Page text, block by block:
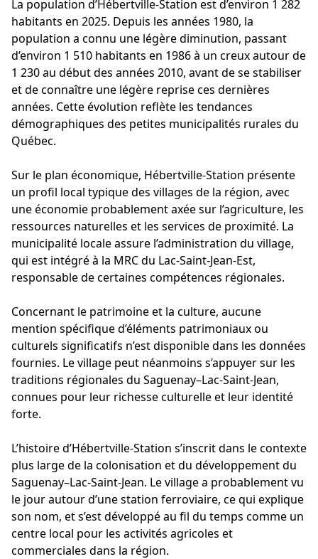
La population d’Hébertville-Station est d’environ 1 282
habitants en 2025. Depuis les années 1980, la
population a connu une légère diminution, passant
d’environ 1 510 habitants en 1986 à un creux autour de
1 230 au début des années 2010, avant de se stabiliser
et de connaître une légère reprise ces dernières
années. Cette évolution reflète les tendances
démographiques des petites municipalités rurales du
Québec.
Sur le plan économique, Hébertville-Station présente
un profil local typique des villages de la région, avec
une économie probablement axée sur l’agriculture, les
ressources naturelles et les services de proximité. La
municipalité locale assure l’administration du village,
qui est intégré à la MRC du Lac-Saint-Jean-Est,
responsable de certaines compétences régionales.
Concernant le patrimoine et la culture, aucune
mention spécifique d’éléments patrimoniaux ou
culturels significatifs n’est disponible dans les données
fournies. Le village peut néanmoins s’appuyer sur les
traditions régionales du Saguenay–Lac-Saint-Jean,
connues pour leur richesse culturelle et leur identité
forte.
L’histoire d’Hébertville-Station s’inscrit dans le contexte
plus large de la colonisation et du développement du
Saguenay–Lac-Saint-Jean. Le village a probablement vu
le jour autour d’une station ferroviaire, ce qui explique
son nom, et s’est développé au fil du temps comme un
centre local pour les activités agricoles et
commerciales dans la région.